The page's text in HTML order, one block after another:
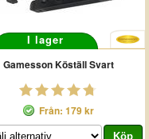
I lager
Gamesson Köställ Svart
Från: 179 kr